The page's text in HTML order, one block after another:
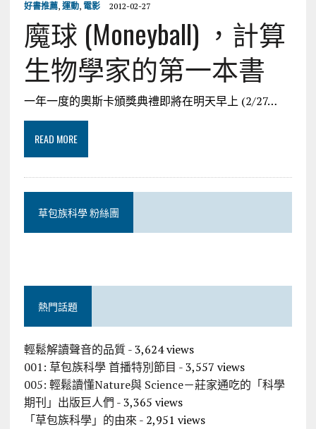
好書推薦, 運動, 電影 2012-02-27
魔球 (Moneyball) ，計算
生物學家的第一本書
一年一度的奧斯卡頒獎典禮即將在明天早上 (2/27…
READ MORE
草包族科學 粉絲團
熱門話題
輕鬆解讀聲音的品質- 3,624 views
001: 草包族科學 首播特別節目 - 3,557 views
005: 輕鬆讀懂Nature與 Science－莊家通吃的「科學
期刊」出版巨人們 - 3,365 views
「草包族科學」的由來 - 2,951 views